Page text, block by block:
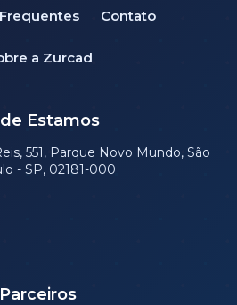
Contato
a Zurcad
Estamos
551, Parque Novo Mundo, São
- SP, 02181-000
Parceiros